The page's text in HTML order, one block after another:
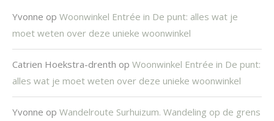
Yvonne op Woonwinkel Entrée in De punt: alles wat je
moet weten over deze unieke woonwinkel
Catrien Hoekstra-drenth op Woonwinkel Entrée in De punt:
alles wat je moet weten over deze unieke woonwinkel
Yvonne op Wandelroute Surhuizum. Wandeling op de grens